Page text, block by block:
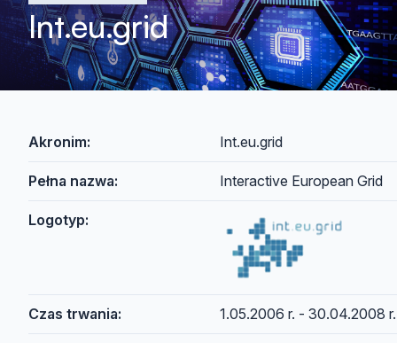
Int.eu.grid
Akronim: Int.eu.grid
Pełna nazwa: Interactive European Grid
Logotyp:
Czas trwania: 1.05.2006 r. - 30.04.2008 r.